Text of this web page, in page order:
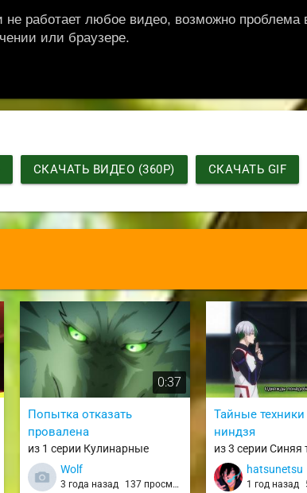
СКАЧАТЬ ВИДЕО (360P) СКАЧАТЬ GIF
0:37
Попытка отказать
провалена
из 1 серии Кулинарные
скитания в параллельном
мире / Tondemo Skill de Isekai
Wolf
3 года назад 137 просмотров
Тайные
ниндзя
из 3 серии
Блю Лок против
сборной Японии
hatsunetsu
1 год назад